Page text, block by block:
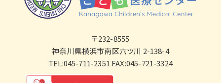
〒232-8555
神奈川県横浜市南区六ツ川 2-138-4
TEL:045-711-2351 FAX:045-721-3324